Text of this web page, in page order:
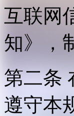
互联网
知》，
第二条
遵守本